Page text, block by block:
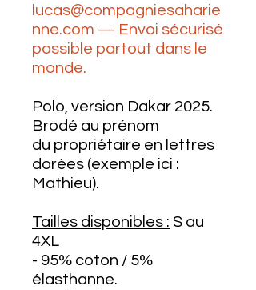
lucas@compagniesaharie
nne.com — Envoi sécurisé
possible partout dans le
monde.
Polo, version Dakar 2025.
Brodé au prénom
du propriétaire en lettres
dorées (exemple ici :
Mathieu).
Tailles disponibles : S au
4XL
- 95% coton / 5%
élasthanne.